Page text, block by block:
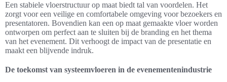
Een stabiele vloerstructuur op maat biedt tal van voordelen. Het
zorgt voor een veilige en comfortabele omgeving voor bezoekers en
presentatoren. Bovendien kan een op maat gemaakte vloer worden
ontworpen om perfect aan te sluiten bij de branding en het thema
van het evenement. Dit verhoogt de impact van de presentatie en
maakt een blijvende indruk.
De toekomst van systeemvloeren in de evenementenindustrie